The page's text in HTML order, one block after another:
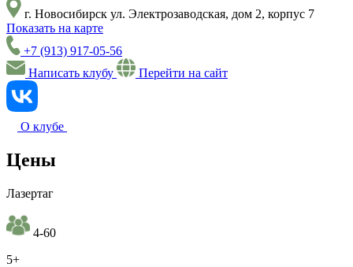
г. Новосибирск ул. Электрозаводская, дом 2, корпус 7
Показать на карте
+7 (913) 917-05-56
Написать клубу
Перейти на сайт
О клубе
Цены
Лазертаг
4-60
5+